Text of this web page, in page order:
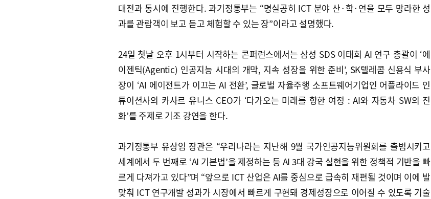
대전과 동시에 진행한다. 과기정통부는 “명실공히 ICT 분야 산·학·연을 모두 망라한 성
과를 관람객이 보고 듣고 체험할 수 있는 장”이라고 설명했다.
24일 첫날 오후 1시부터 시작하는 콘퍼런스에서는 삼성 SDS 이태희 AI 연구 총괄이 ‘에
이젠틱(Agentic) 인공지능 시대의 개막, 지속 성장을 위한 준비’, SK텔레콤 신용식 부사
장이 ‘AI 에이전트가 이끄는 AI 전환’, 글로벌 자율주행 소프트웨어기업인 어플라이드 인
튜이션사의 카사르 유니스 CEO가 ‘다가오는 미래를 향한 여정 : AI와 자동차 SW의 진
화’를 주제로 기조 강연을 한다.
과기정통부 유상임 장관은 “우리나라는 지난해 9월 국가인공지능위원회를 출범시키고
세계에서 두 번째로 ‘AI 기본법’을 제정하는 등 AI 3대 강국 실현을 위한 정책적 기반을 빠
르게 다져가고 있다”며 “앞으로 ICT 산업은 AI를 중심으로 급속히 재편될 것이며 이에 발
맞춰 ICT 연구개발 성과가 시장에서 빠르게 구현돼 경제성장으로 이어질 수 있도록 기술